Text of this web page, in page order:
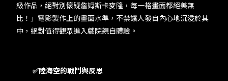
級作品，絕對別懷疑詹姆斯卡麥隆，每一格畫面都絕美無
比！」電影製作上的畫面水準，不禁讓人發自內心地沉浸於其
中，絕對值得觀眾進入戲院親自體驗。
✅陸海空的戰鬥與反思